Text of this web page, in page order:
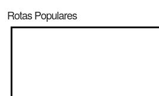
Rotas Populares